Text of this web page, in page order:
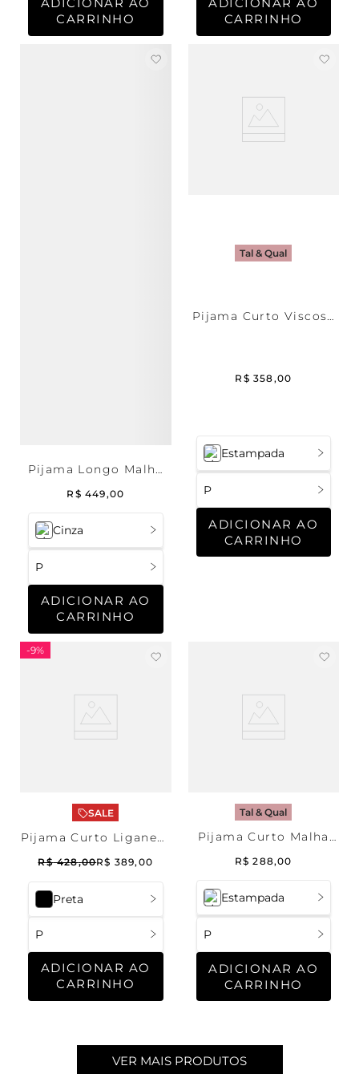
CARRINHO
CARRINHO
Cinza
P
ADICIONAR AO
CARRINHO
Pijama Longo Malha
R$ 449,00
Estampada
P
ADICIONAR AO
CARRINHO
Tal & Qual
Pijama Curto Viscose
R$ 358,00
-9%
Preta
P
ADICIONAR AO
CARRINHO
SALE
Pijama Curto Liganete
Riviera Maya
Masculino
R$ 428,00R$ 389,00
Estampada
P
ADICIONAR AO
CARRINHO
Tal & Qual
Pijama Curto Malha
Panamá Masculino
R$ 288,00